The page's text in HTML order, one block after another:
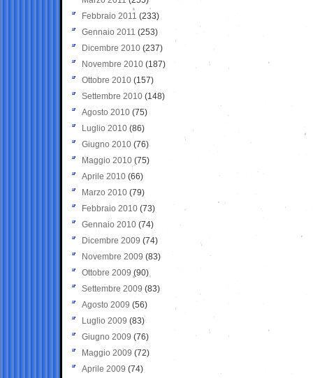
Febbraio 2011 (233)
Gennaio 2011 (253)
Dicembre 2010 (237)
Novembre 2010 (187)
Ottobre 2010 (157)
Settembre 2010 (148)
Agosto 2010 (75)
Luglio 2010 (86)
Giugno 2010 (76)
Maggio 2010 (75)
Aprile 2010 (66)
Marzo 2010 (79)
Febbraio 2010 (73)
Gennaio 2010 (74)
Dicembre 2009 (74)
Novembre 2009 (83)
Ottobre 2009 (90)
Settembre 2009 (83)
Agosto 2009 (56)
Luglio 2009 (83)
Giugno 2009 (76)
Maggio 2009 (72)
Aprile 2009 (74)